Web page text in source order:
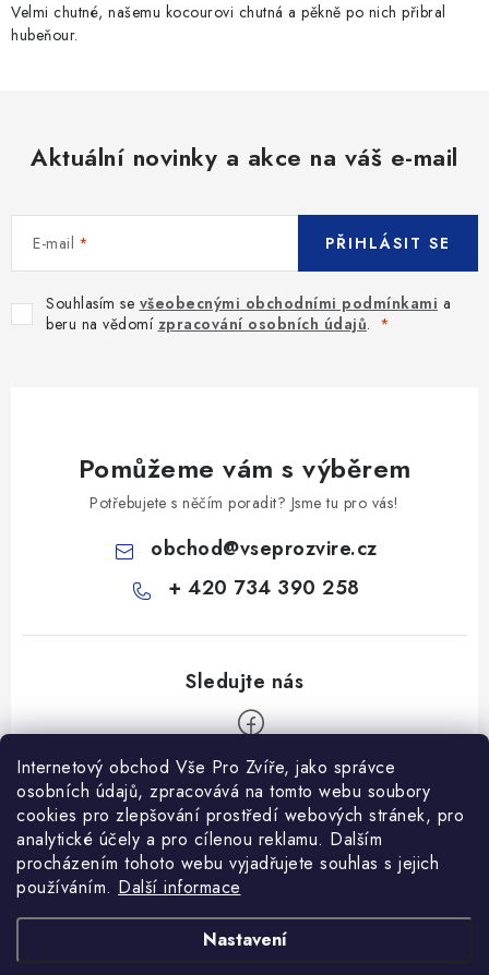
Internetový obchod Vše Pro Zvíře, jako správce
osobních údajů, zpracovává na tomto webu soubory
cookies pro zlepšování prostředí webových stránek, pro
analytické účely a pro cílenou reklamu. Dalším
procházením tohoto webu vyjadřujete souhlas s jejich
používáním. Další informace
Nastavení
Velmi chutné, našemu kocourovi chutná a pěkně po nich přibral
hubeňour.
Aktuální novinky a akce na váš e-mail
E-mail
Souhlasím se všeobecnými obchodními podmínkami a
beru na vědomí zpracování osobních údajů.
PŘIHLÁSIT SE
Pomůžeme vám s výběrem
Potřebujete s něčím poradit? Jsme tu pro vás!
obchod@vseprozvire.cz
+ 420 734 390 258
Informace pro Vás
Ceník dopravy
Kontakty
Obchodní podmínky
Heuréka recenze